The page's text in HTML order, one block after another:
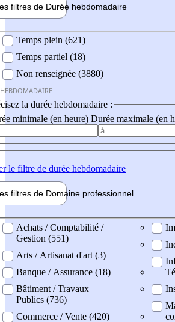
filtres de Durée hebdomadaire
Temps plein (621)
Temps partiel (18)
Non renseignée (3880)
la durée hebdomadaire :
minimale (en heure) Durée maximale (en
le filtre de durée hebdomadaire
filtres de Domaine professionnel
professionel
Achats / Comptabilité /
Gestion (551)
Arts / Artisanat d'art (3)
Banque / Assurance (18)
Bâtiment / Travaux
Publics (736)
Commerce / Vente (420)